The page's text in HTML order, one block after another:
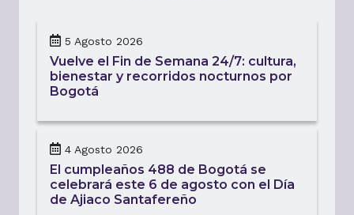
5 Agosto 2026
Vuelve el Fin de Semana 24/7: cultura,
bienestar y recorridos nocturnos por
Bogotá
4 Agosto 2026
El cumpleaños 488 de Bogotá se
celebrará este 6 de agosto con el Día
de Ajiaco Santafereño